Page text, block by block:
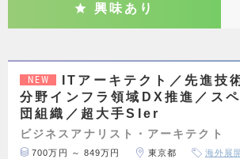
興味あり
NEW
ITアーキテクト／先進技
分野インフラ領域DX推進／ス
団組織／超大手SIer
ビジネスアナリスト・アーキテクト
700万円 ～ 849万円 東京都
海外展